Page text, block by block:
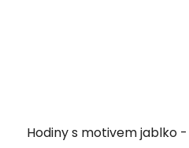
Hodiny s motivem jablko -